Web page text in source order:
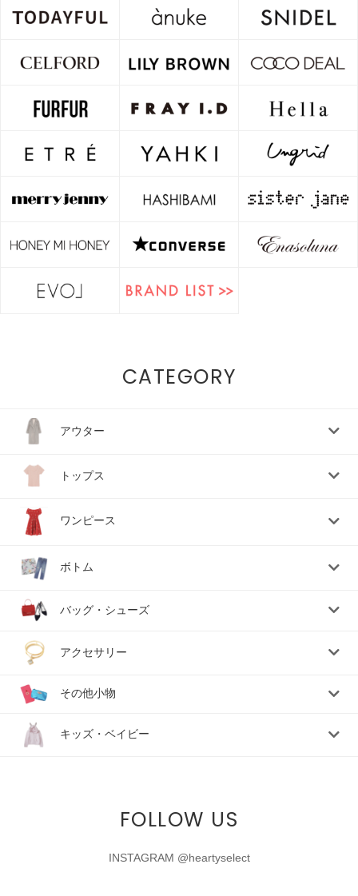
CATEGORY
アウター
トップス
ワンピース
ボトム
バッグ・シューズ
アクセサリー
その他小物
キッズ・ベイビー
FOLLOW US
INSTAGRAM @heartyselect